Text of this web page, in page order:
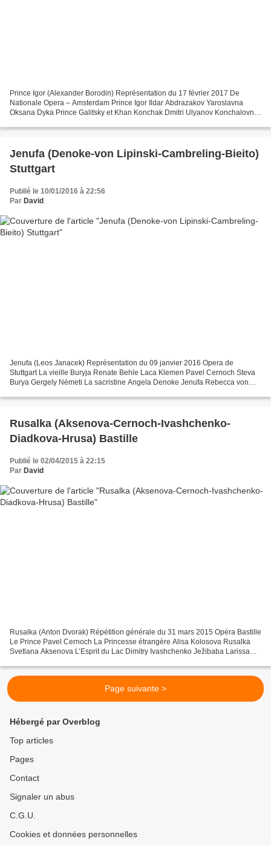
Prince Igor (Alexander Borodin) Représentation du 17 février 2017 De
Nationale Opera – Amsterdam Prince Igor Ildar Abdrazakov Yaroslavna
Oksana Dyka Prince Galitsky et Khan Konchak Dmitri Ulyanov Konchalovna
Jenufa (Denoke-von Lipinski-Cambreling-Bieito)
Stuttgart
Publié le 10/01/2016 à 22:56
Par David
Jenufa (Leos Janacek) Représentation du 09 janvier 2016 Opera de
Stuttgart La vieille Buryja Renate Behle Laca Klemen Pavel Cernoch Steva
Burya Gergely Németi La sacristine Angela Denoke Jenufa Rebecca von
Rusalka (Aksenova-Cernoch-Ivashchenko-
Diadkova-Hrusa) Bastille
Publié le 02/04/2015 à 22:15
Par David
Rusalka (Anton Dvorak) Répétition générale du 31 mars 2015 Opéra Bastille
Le Prince Pavel Cernoch La Princesse étrangère Alisa Kolosova Rusalka
Svetlana Aksenova L’Esprit du Lac Dimitry Ivashchenko Ježibaba Larissa
Page suivante >
Hébergé par Overblog
Top articles
Pages
Contact
Signaler un abus
C.G.U.
Cookies et données personnelles